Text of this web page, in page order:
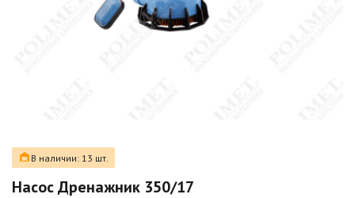
В наличии: 13 шт.
Насос Дренажник 350/17